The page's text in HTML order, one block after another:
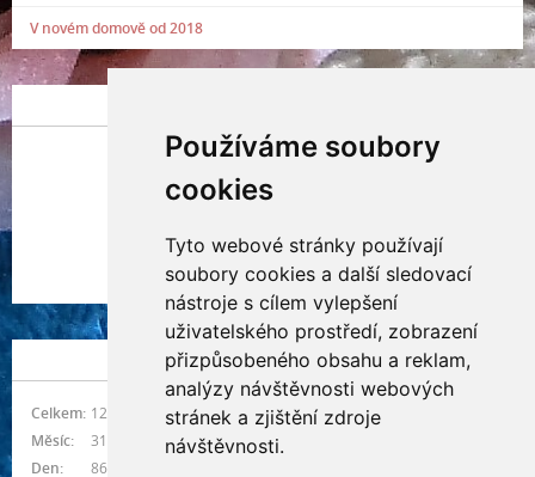
Používáme soubory
cookies
Tyto webové stránky používají
soubory cookies a další sledovací
nástroje s cílem vylepšení
uživatelského prostředí, zobrazení
přizpůsobeného obsahu a reklam,
analýzy návštěvnosti webových
stránek a zjištění zdroje
návštěvnosti.
V novém domově od 2018
Indianna Ryve
Nostra, CZ
NÁVŠTĚVNOST
Celkem: 1214548
Měsíc:
31355
Den:
866